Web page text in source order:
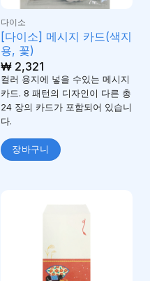
다이소
[다이소] 메시지 카드(색지
용, 꽃)
₩2,321
컬러 용지에 넣을 수있는 메시지
카드. 8 패턴의 디자인이 다른 총
24 장의 카드가 포함되어 있습니
다.
장바구니